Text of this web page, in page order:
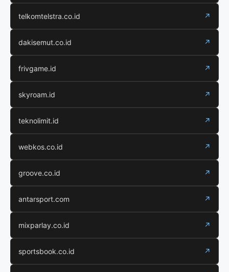
telkomtelstra.co.id ↗
dakisemut.co.id ↗
frivgame.id ↗
skyroam.id ↗
teknolimit.id ↗
webkos.co.id ↗
groove.co.id ↗
antarsport.com ↗
mixparlay.co.id ↗
sportsbook.co.id ↗